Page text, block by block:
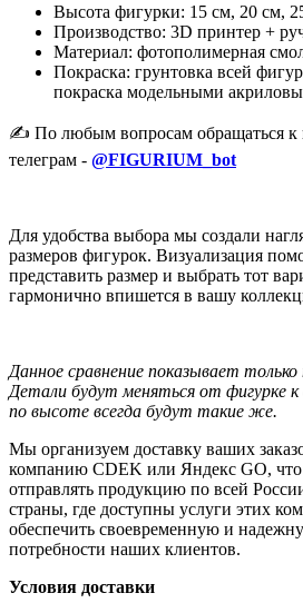
Высота фигурки: 15 см, 20 см,
Производство: 3D принтер +
Материал: фотополимерная
Покраска: грунтовка всей
покраска модельными
✍️ По любым вопросам обращаться к
телеграм - @FIGURIUM_bot
Для удобства выбора мы создали
размеров фигурок. Визуализация
представить размер и выбрать тот
гармонично впишется в вашу
Данное сравнение показывает
Детали будут меняться от фигурке к
по высоте всегда будут такие же.
Мы организуем доставку ваших
компанию CDEK или Яндекс GO, что
отправлять продукцию по всей
страны, где доступны услуги этих
обеспечить своевременную и
потребности наших клиентов.
Условия доставки